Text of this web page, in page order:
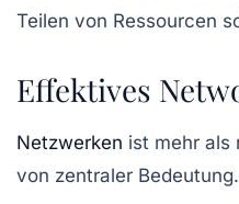
Teilen von Ressourcen
Effektives
Netzwerken ist mehr als
von zentraler Bedeutung.